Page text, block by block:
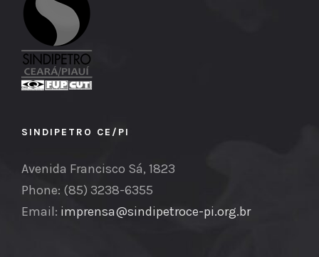
SINDIPETRO CE/PI
Avenida Francisco Sá, 1823
Phone: (85) 3238-6355
Email: imprensa@sindipetroce-pi.org.br